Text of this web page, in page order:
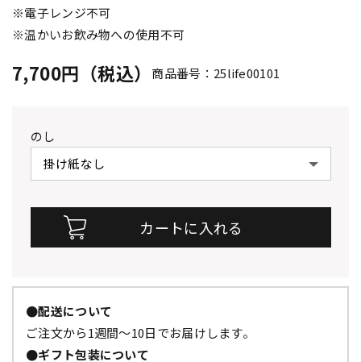
※電子レンジ不可
※温かいお飲み物への使用不可
7,700円（税込） 商品番号：25life00101
のし
●配送について
ご注文から1週間～10日でお届けします。
●ギフト包装について